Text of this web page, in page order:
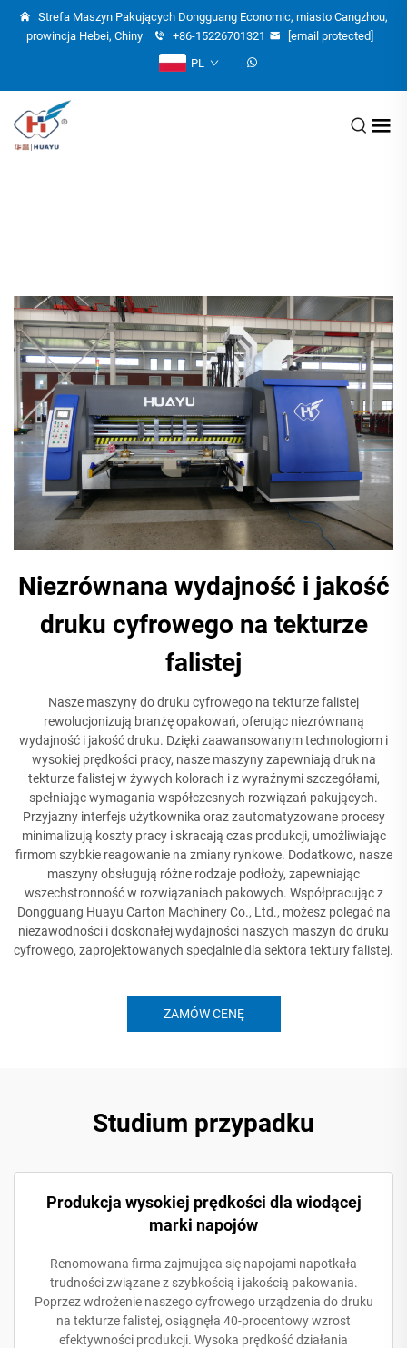
Strefa Maszyn Pakujących Dongguang Economic, miasto Cangzhou,
prowincja Hebei, Chiny
+86-15226701321
[email protected]
PL
Niezrównana wydajność i jakość
druku cyfrowego na tekturze
falistej
Nasze maszyny do druku cyfrowego na tekturze falistej
rewolucjonizują branżę opakowań, oferując niezrównaną
wydajność i jakość druku. Dzięki zaawansowanym technologiom i
wysokiej prędkości pracy, nasze maszyny zapewniają druk na
tekturze falistej w żywych kolorach i z wyraźnymi szczegółami,
spełniając wymagania współczesnych rozwiązań pakujących.
Przyjazny interfejs użytkownika oraz zautomatyzowane procesy
minimalizują koszty pracy i skracają czas produkcji, umożliwiając
firmom szybkie reagowanie na zmiany rynkowe. Dodatkowo, nasze
maszyny obsługują różne rodzaje podłoży, zapewniając
wszechstronność w rozwiązaniach pakowych. Współpracując z
Dongguang Huayu Carton Machinery Co., Ltd., możesz polegać na
niezawodności i doskonałej wydajności naszych maszyn do druku
cyfrowego, zaprojektowanych specjalnie dla sektora tektury falistej.
ZAMÓW CENĘ
Studium przypadku
Produkcja wysokiej prędkości dla wiodącej
marki napojów
Renomowana firma zajmująca się napojami napotkała
trudności związane z szybkością i jakością pakowania.
Poprzez wdrożenie naszego cyfrowego urządzenia do druku
na tekturze falistej, osiągnęła 40-procentowy wzrost
efektywności produkcji. Wysoka prędkość działania